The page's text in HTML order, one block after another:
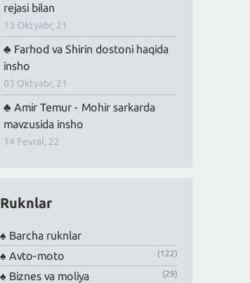
rejasi bilan
13 Oktyabr, 21
Farhod va Shirin dostoni haqida
insho
03 Oktyabr, 21
Amir Temur - Mohir sarkarda
mavzusida insho
14 Fevral, 22
Ruknlar
Barcha ruknlar
Avto-moto
(122)
Biznes va moliya (29)